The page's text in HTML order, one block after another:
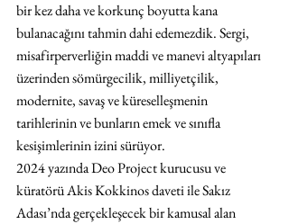
bir kez daha ve korkunç boyutta kana
bulanacağını tahmin dahi edemezdik. Sergi,
misafirperverliğin maddi ve manevi altyapıları
üzerinden sömürgecilik, milliyetçilik,
modernite, savaş ve küreselleşmenin
tarihlerinin ve bunların emek ve sınıfla
kesişimlerinin izini sürüyor.
2024 yazında Deo Project kurucusu ve
küratörü Akis Kokkinos daveti ile Sakız
Adası’nda gerçekleşecek bir kamusal alan